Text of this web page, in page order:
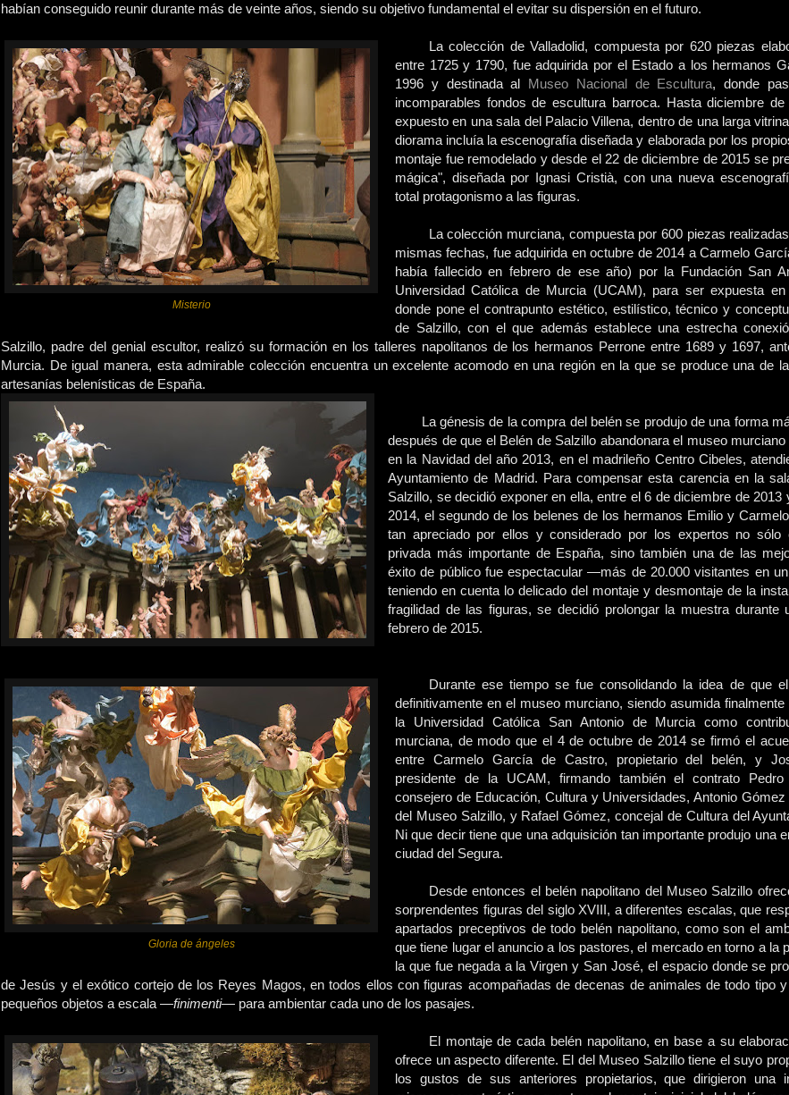
habían conseguido reunir durante más de veinte años, siendo su objetivo fundamental el evitar su dispersión en el futuro.
Misterio
La colección de Valladolid, compuesta por 620 piezas
entre 1725 y 1790, fue adquirida por el Estado a los hermanos
1996 y destinada al Museo Nacional de Escultura, donde
incomparables fondos de escultura barroca. Hasta diciembre
expuesto en una sala del Palacio Villena, dentro de una larga
diorama incluía la escenografía diseñada y elaborada por los
montaje fue remodelado y desde el 22 de diciembre de 2015 se
mágica", diseñada por Ignasi Cristià, con una nueva
total protagonismo a las figuras.
La colección murciana, compuesta por 600 piezas
mismas fechas, fue adquirida en octubre de 2014 a Carmelo
había fallecido en febrero de ese año) por la Fundación San
Universidad Católica de Murcia (UCAM), para ser expuesta
donde pone el contrapunto estético, estilístico, técnico y
de Salzillo, con el que además establece una estrecha
Salzillo, padre del genial escultor, realizó su formación en los talleres napolitanos de los hermanos Perrone entre 1689 y 1697,
Murcia. De igual manera, esta admirable colección encuentra un excelente acomodo en una región en la que se produce una de
artesanías belenísticas de España.
La génesis de la compra del belén se produjo de una forma
después de que el Belén de Salzillo abandonara el museo
en la Navidad del año 2013, en el madrileño Centro Cibeles,
Ayuntamiento de Madrid. Para compensar esta carencia en la
Salzillo, se decidió exponer en ella, entre el 6 de diciembre de 2013
2014, el segundo de los belenes de los hermanos Emilio y
tan apreciado por ellos y considerado por los expertos no sólo
privada más importante de España, sino también una de las
éxito de público fue espectacular —más de 20.000 visitantes en
teniendo en cuenta lo delicado del montaje y desmontaje de la
fragilidad de las figuras, se decidió prolongar la muestra durante
febrero de 2015.
Gloria de ángeles
Durante ese tiempo se fue consolidando la idea de que
definitivamente en el museo murciano, siendo asumida
la Universidad Católica San Antonio de Murcia como
murciana, de modo que el 4 de octubre de 2014 se firmó el
entre Carmelo García de Castro, propietario del belén, y
presidente de la UCAM, firmando también el contrato Pedro
consejero de Educación, Cultura y Universidades, Antonio
del Museo Salzillo, y Rafael Gómez, concejal de Cultura del
Ni que decir tiene que una adquisición tan importante produjo una
ciudad del Segura.
Desde entonces el belén napolitano del Museo Salzillo
sorprendentes figuras del siglo XVIII, a diferentes escalas, que
apartados preceptivos de todo belén napolitano, como son el
que tiene lugar el anuncio a los pastores, el mercado en torno a la
la que fue negada a la Virgen y San José, el espacio donde se
de Jesús y el exótico cortejo de los Reyes Magos, en todos ellos con figuras acompañadas de decenas de animales de todo tipo
pequeños objetos a escala —finimenti— para ambientar cada uno de los pasajes.
El montaje de cada belén napolitano, en base a su
ofrece un aspecto diferente. El del Museo Salzillo tiene el suyo
los gustos de sus anteriores propietarios, que dirigieron una